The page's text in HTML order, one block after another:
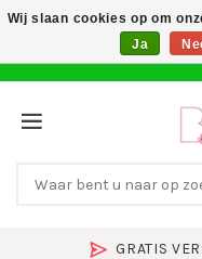
GRATIS
Wij slaan cookies op om
Ja